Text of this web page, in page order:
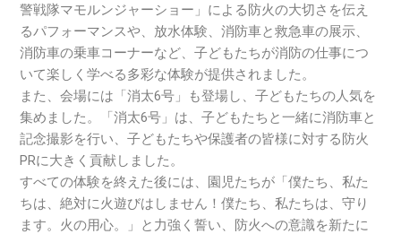
警戦隊マモルンジャーショー」による防火の大切さを伝え
るパフォーマンスや、放水体験、消防車と救急車の展示、
消防車の乗車コーナーなど、子どもたちが消防の仕事につ
いて楽しく学べる多彩な体験が提供されました。
また、会場には「消太6号」も登場し、子どもたちの人気を
集めました。「消太6号」は、子どもたちと一緒に消防車と
記念撮影を行い、子どもたちや保護者の皆様に対する防火
PRに大きく貢献しました。
すべての体験を終えた後には、園児たちが「僕たち、私た
ちは、絶対に火遊びはしません！僕たち、私たちは、守り
ます。火の用心。」と力強く誓い、防火への意識を新たに